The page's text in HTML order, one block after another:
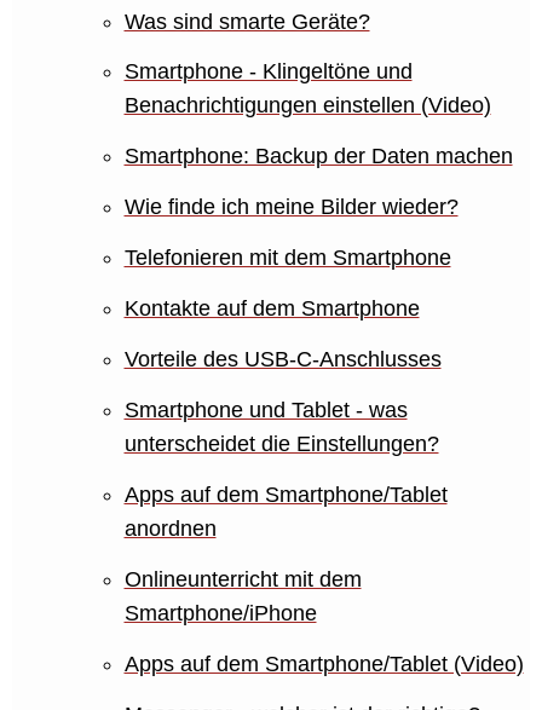
Was sind smarte Geräte?
Smartphone - Klingeltöne und
Benachrichtigungen einstellen (Video)
Smartphone: Backup der Daten machen
Wie finde ich meine Bilder wieder?
Telefonieren mit dem Smartphone
Kontakte auf dem Smartphone
Vorteile des USB-C-Anschlusses
Smartphone und Tablet - was
unterscheidet die Einstellungen?
Apps auf dem Smartphone/Tablet
anordnen
Onlineunterricht mit dem
Smartphone/iPhone
Apps auf dem Smartphone/Tablet (Video)